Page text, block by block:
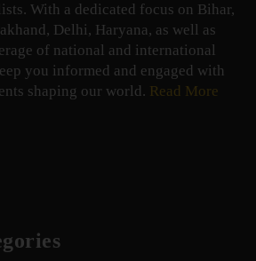
With a dedicated focus on Bihar,
Delhi, Haryana, as well as
of national and international
you informed and engaged with
shaping our world. Read More